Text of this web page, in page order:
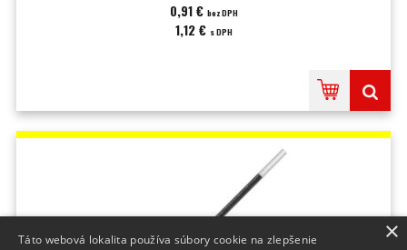
0,91 € bez DPH
1,12 € s DPH
×
Táto webová lokalita používa súbory cookie na zlepšenie